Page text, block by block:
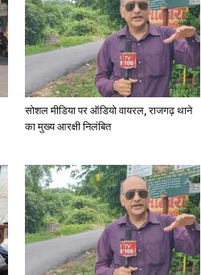
सोशल मीडिया पर ऑडियो वायरल, राजगढ़ थाने
का मुख्य आरक्षी निलंबित